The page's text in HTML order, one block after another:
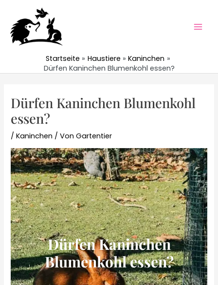
springen
Startseite Haustiere
Kaninchen
Dürfen Kaninchen Blumenkohl essen?
Dürfen Kaninchen Blumenkohl
essen?
/Kaninchen / VonGartentier
Dürfen Kaninchen
Blumenkohl essen?